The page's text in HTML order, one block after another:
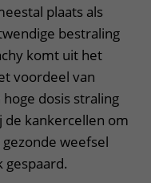
plaats als
bestraling
komt uit het
voordeel van
dosis straling
de kankercellen om
weefsel